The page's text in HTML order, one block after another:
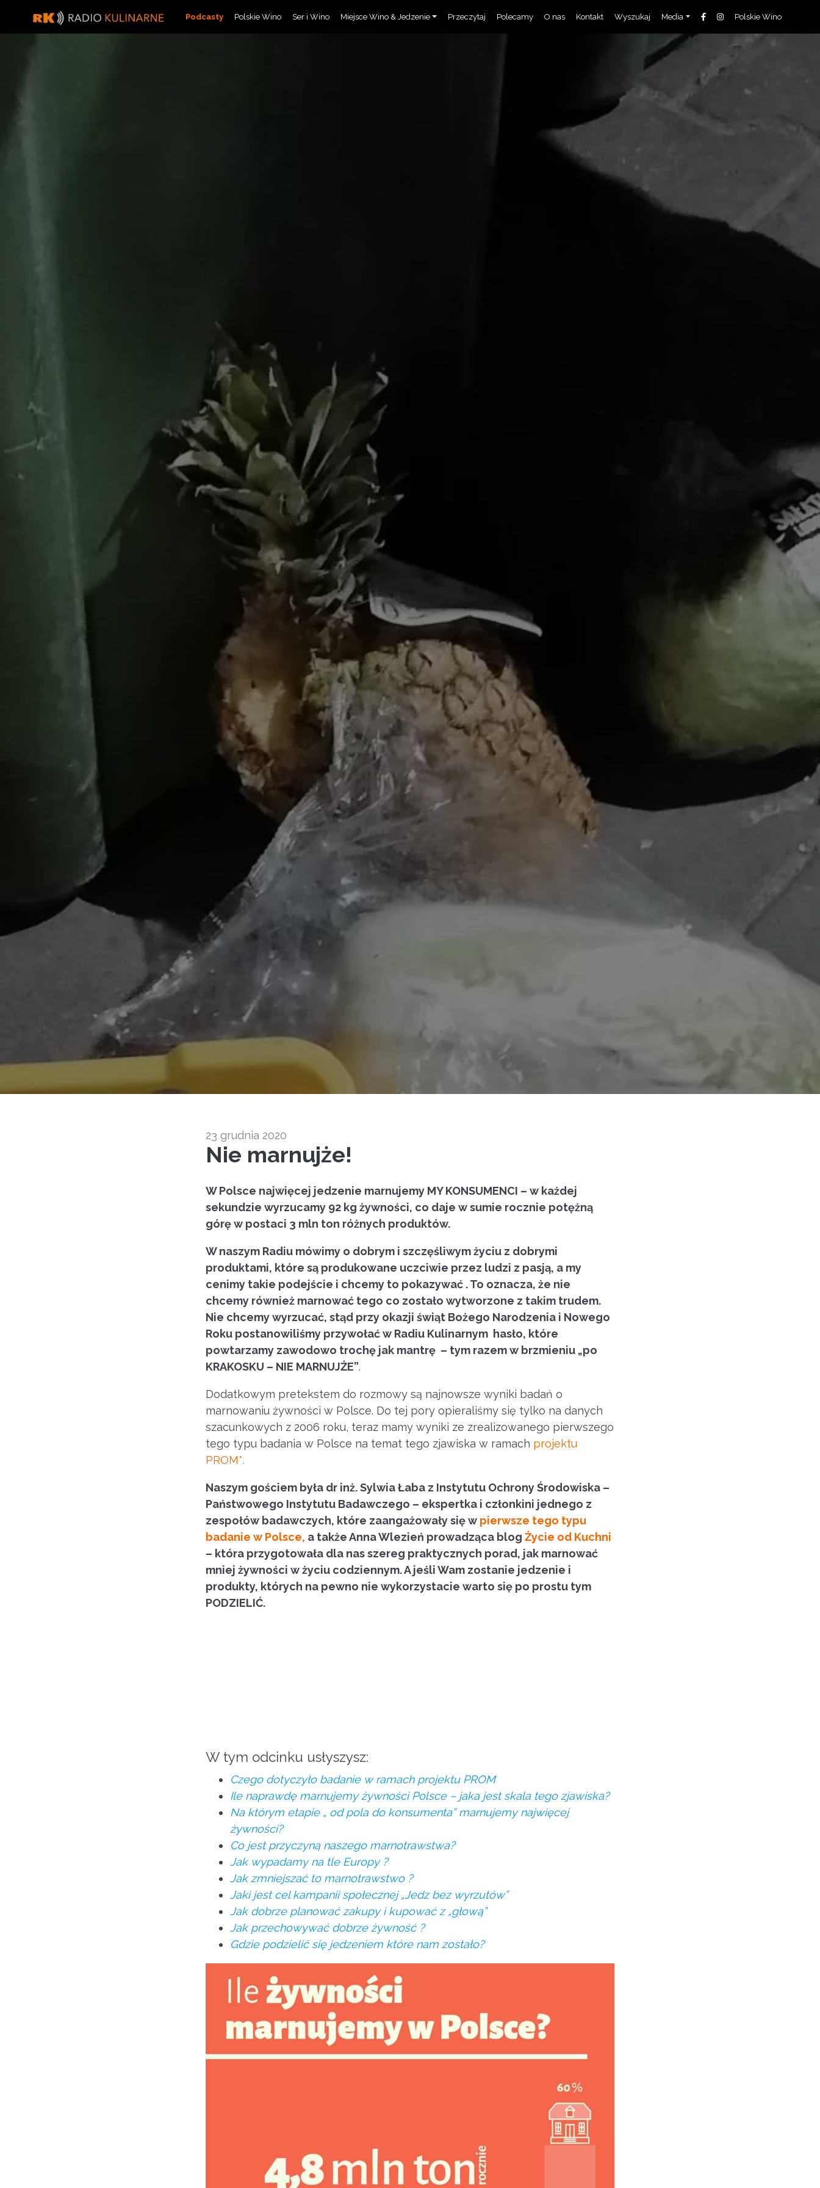
Podcasty Polskie Wino Ser i Wino Miejsce Wino & Jedzenie Przeczytaj Polecamy O nas Kontakt Wyszukaj Media Polskie Wino
23 grudnia 2020
Nie marnujże!
W Polsce najwięcej jedzenie marnujemy MY KONSUMENCI – w każdej
sekundzie wyrzucamy 92 kg żywności, co daje w sumie rocznie potężną
górę w postaci 3 mln ton różnych produktów.
W naszym Radiu mówimy o dobrym i szczęśliwym życiu z dobrymi
produktami, które są produkowane uczciwie przez ludzi z pasją, a my
cenimy takie podejście i chcemy to pokazywać . To oznacza, że nie
chcemy również marnować tego co zostało wytworzone z takim trudem.
Nie chcemy wyrzucać, stąd przy okazji świąt Bożego Narodzenia i Nowego
Roku postanowiliśmy przywołać w Radiu Kulinarnym hasło, które
powtarzamy zawodowo trochę jak mantrę – tym razem w brzmieniu „po
KRAKOSKU – NIE MARNUJŻE”.
Dodatkowym pretekstem do rozmowy są najnowsze wyniki badań o
marnowaniu żywności w Polsce. Do tej pory opieraliśmy się tylko na danych
szacunkowych z 2006 roku, teraz mamy wyniki ze zrealizowanego pierwszego
tego typu badania w Polsce na temat tego zjawiska w ramach projektu
PROM*.
Naszym gościem była dr inż. Sylwia Łaba z Instytutu Ochrony Środowiska –
Państwowego Instytutu Badawczego – ekspertka i członkini jednego z
zespołów badawczych, które zaangażowały się w pierwsze tego typu
badanie w Polsce, a także Anna Wlezień prowadząca blog Życie od Kuchni
– która przygotowała dla nas szereg praktycznych porad, jak marnować
mniej żywności w życiu codziennym.A jeśli Wam zostanie jedzenie i
produkty, których na pewno nie wykorzystacie warto się po prostu tym
PODZIELIĆ.
W tym odcinku usłyszysz:
Czego dotyczyło badanie w ramach projektu PROM
Ile naprawdę marnujemy żywności Polsce – jaka jest skala tego zjawiska?
Na którym etapie „ od pola do konsumenta” marnujemy najwięcej
żywności?
Co jest przyczyną naszego marnotrawstwa?
Jak wypadamy na tle Europy ?
Jak zmniejszać to marnotrawstwo ?
Jaki jest cel kampanii społecznej „Jedz bez wyrzutów”
Jak dobrze planować zakupy i kupować z „głową”
Jak przechowywać dobrze żywność ?
Gdzie podzielić się jedzeniem które nam zostało?